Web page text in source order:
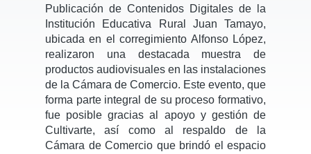
Publicación de Contenidos Digitales de la
Institución Educativa Rural Juan Tamayo,
ubicada en el corregimiento Alfonso López,
realizaron una destacada muestra de
productos audiovisuales en las instalaciones
de la Cámara de Comercio. Este evento, que
forma parte integral de su proceso formativo,
fue posible gracias al apoyo y gestión de
Cultivarte, así como al respaldo de la
Cámara de Comercio que brindó el espacio